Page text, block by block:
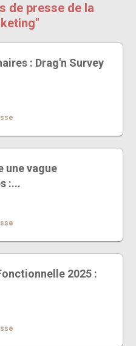
de presse de la
: Drag'n Survey
une vague
:...
2025 :